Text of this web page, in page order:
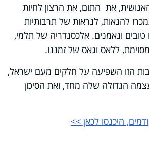
את התום, את הרצון לחיות
להנאות, לנראות של תרבותיות
ונאמנים. אלכסנדריה של תלמי,
ללאס וגאס של זמננו.
הזו השפיעה על חלקים מעם ישראל,
הגדולה שלה מחד, ואת הסיכון
היכנסו לכאן >>